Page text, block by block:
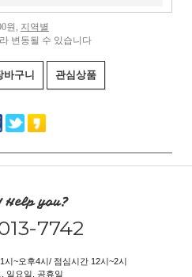
원, 지역별
변동될 수 있습니다
바구니 관심상품
Help you?
7742
시~오후4시/ 점심시간 12시~2시
, 일요일, 공휴일